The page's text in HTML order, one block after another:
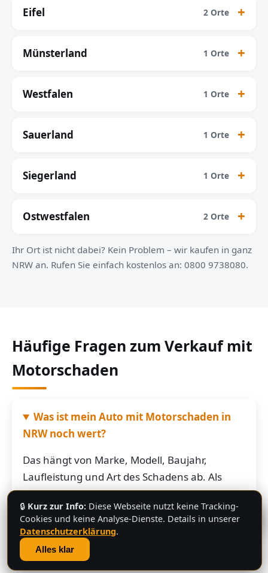
Eifel 2 Orte
Münsterland 1 Orte
Westfalen 1 Orte
Sauerland 1 Orte
Siegerland 1 Orte
Ostwestfalen 2 Orte
Ihr Ort ist nicht dabei? Kein Problem – wir kaufen in ganz
NRW an. Rufen Sie einfach kostenlos an: 0800 9738080.
Häufige Fragen zum Verkauf mit
Motorschaden
Was ist mein Auto mit Motorschaden in
NRW noch wert?
Das hängt von Marke, Modell, Baujahr,
Laufleistung und Art des Schadens ab. Als
grobe Richtung: Fahrzeuge mit Motorschaden
bringen je nach Restwert der Karosserie und
der Teile oft noch mehrere hundert bis
mehrere tausend Euro. Schicken Sie uns die
Fahrzeugdaten – Sie bekommen von uns eine
💬
🔒 Kurz zur Info: Diese Webseite nutzt keine Tracking-
Cookies und keine Analyse-Dienste. Details in unserer
Datenschutzerklärung.
Alles klar